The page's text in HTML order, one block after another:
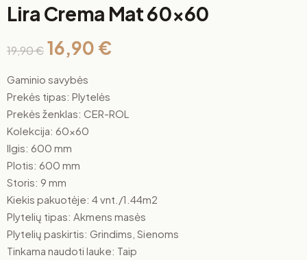
Lira Crema Mat 60×60
19,90€ 16,90 €
Gaminio savybės
Prekės tipas: Plytelės
Prekės ženklas: CER-ROL
Kolekcija: 60×60
Ilgis: 600 mm
Plotis: 600 mm
Storis: 9 mm
Kiekis pakuotėje: 4 vnt./1.44m2
Plytelių tipas: Akmens masės
Plytelių paskirtis: Grindims, Sienoms
Tinkama naudoti lauke: Taip